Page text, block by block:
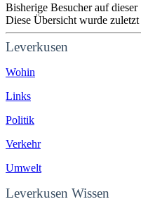
Bisherige Besucher auf dieser
Diese Übersicht wurde
Leverkusen
Wohin
Links
Politik
Verkehr
Umwelt
Leverkusen Wissen